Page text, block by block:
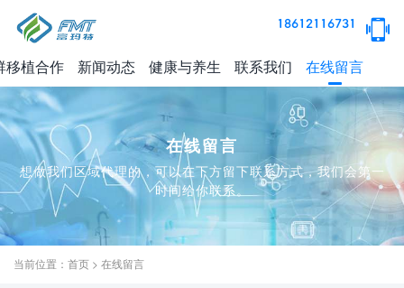
18612116731
移植合作 新闻动态 健康与养生 联系我们 在线留言
在线留言
想做我们区域代理的，可以在下方留下联系方式，我们会第一
时间给你联系。
当前位置： 首页 > 在线留言